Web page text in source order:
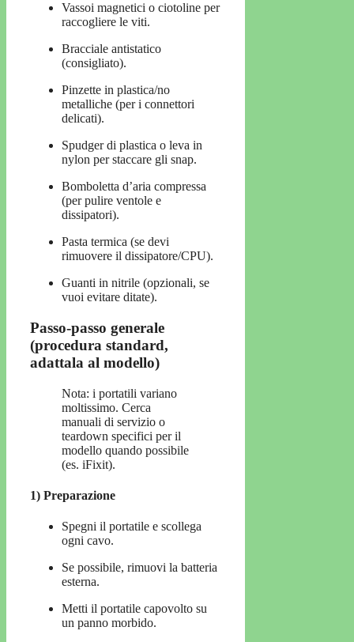
Vassoi magnetici o ciotoline per
raccogliere le viti.
Bracciale antistatico
(consigliato).
Pinzette in plastica/no
metalliche (per i connettori
delicati).
Spudger di plastica o leva in
nylon per staccare gli snap.
Bomboletta d’aria compressa
(per pulire ventole e
dissipatori).
Pasta termica (se devi
rimuovere il dissipatore/CPU).
Guanti in nitrile (opzionali, se
vuoi evitare ditate).
Passo-passo generale
(procedura standard,
adattala al modello)
Nota: i portatili variano
moltissimo. Cerca
manuali di servizio o
teardown specifici per il
modello quando possibile
(es. iFixit).
1) Preparazione
Spegni il portatile e scollega
ogni cavo.
Se possibile, rimuovi la batteria
esterna.
Metti il portatile capovolto su
un panno morbido.